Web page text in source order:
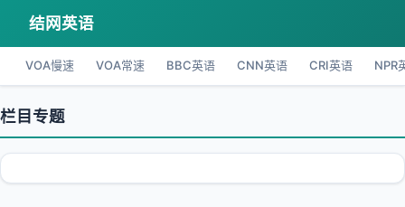
结网英语
VOA慢速 VOA常速 BBC英语 CNN英语 CRI英语 NPR
栏目专题